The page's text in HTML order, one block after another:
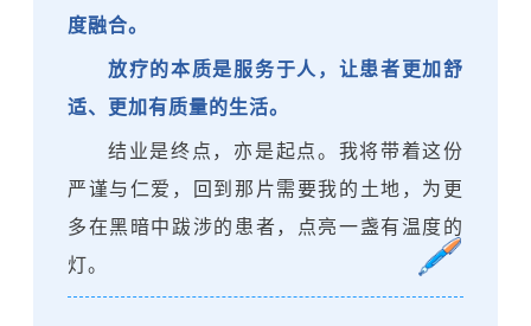
度融合。
放疗的本质是服务于人，让患者更加舒
适、更加有质量的生活。
结业是终点，亦是起点。 我将带着这份
严谨与仁爱，回到那片需要我的土地，为更
多在黑暗中跋涉的患者，点亮一盏有温度的
灯。